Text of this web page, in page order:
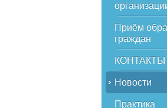
Приём
граждан
КОНТАКТЫ
Новости
Практика